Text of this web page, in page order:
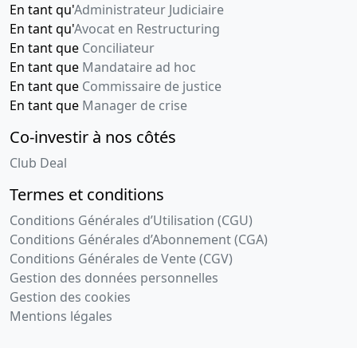
En tant qu'Administrateur Judiciaire
En tant qu'Avocat en Restructuring
En tant que Conciliateur
En tant que Mandataire ad hoc
En tant que Commissaire de justice
En tant que Manager de crise
Co-investir à nos côtés
Club Deal
Termes et conditions
Conditions Générales d’Utilisation (CGU)
Conditions Générales d’Abonnement (CGA)
Conditions Générales de Vente (CGV)
Gestion des données personnelles
Gestion des cookies
Mentions légales